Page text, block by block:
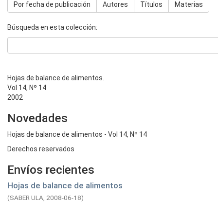
Por fecha de publicación Autores Títulos Materias
Búsqueda en esta colección:
Hojas de balance de alimentos.
Vol 14, Nº 14
2002
Novedades
Hojas de balance de alimentos - Vol 14, Nº 14
Derechos reservados
Envíos recientes
Hojas de balance de alimentos
(SABER ULA, 2008-06-18)